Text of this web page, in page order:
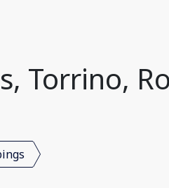
Torrino,